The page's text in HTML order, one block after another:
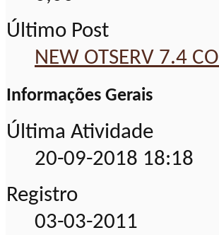
Último Post
NEW OTSERV 7.4
Informações Gerais
Última Atividade
20-09-2018 18:18
Registro
03-03-2011